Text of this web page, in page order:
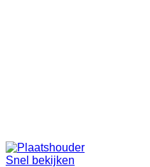
Snel bekijken